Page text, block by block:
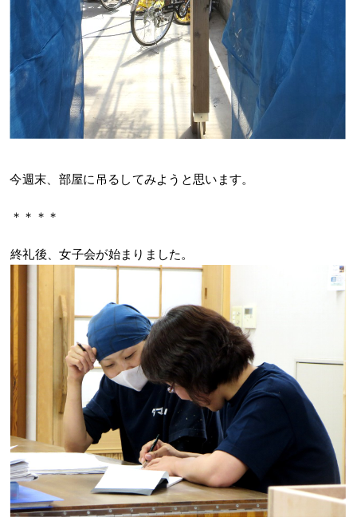
今週末、部屋に吊るしてみようと思います。
＊＊＊＊
終礼後、女子会が始まりました。